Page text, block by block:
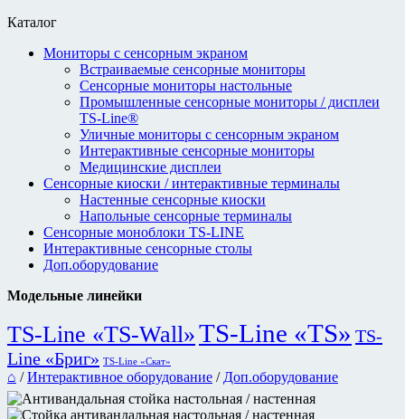
Каталог
Мониторы с сенсорным экраном
Встраиваемые сенсорные мониторы
Сенсорные мониторы настольные
Промышленные сенсорные мониторы / дисплеи
TS-Line®
Уличные мониторы с сенсорным экраном
Интерактивные сенсорные мониторы
Медицинские дисплеи
Сенсорные киоски / интерактивные терминалы
Настенные сенсорные киоски
Напольные сенсорные терминалы
Сенсорные моноблоки TS-LINE
Интерактивные сенсорные столы
Доп.оборудование
Модельные линейки
TS-Line «TS-Wall»TS-Line «TS» TS-
Line «Бриг» TS-Line «Скат»
⌂ /Интерактивное оборудование / Доп.оборудование